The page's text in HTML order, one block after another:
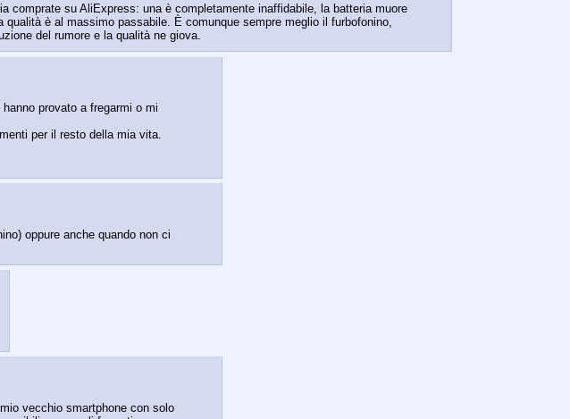
comprate su AliExpress: una è completamente inaffidabile, la batteria muore
è al massimo passabile. È comunque sempre meglio il furbofonino,
del rumore e la qualità ne giova.
provato a fregarmi o mi
per il resto della mia vita.
oppure anche quando non ci
vecchio smartphone con solo